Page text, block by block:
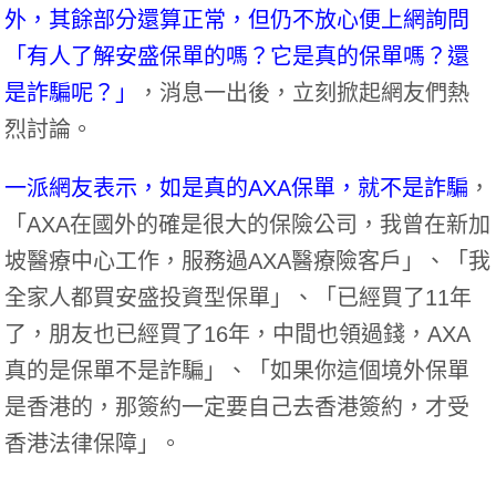
外，其餘部分還算正常，但仍不放心便上網詢問
「有人了解安盛保單的嗎？它是真的保單嗎？還
是詐騙呢？」
，消息一出後，立刻掀起網友們熱
烈討論。
一派網友表示，如是真的AXA保單，就不是詐騙 ，
「AXA在國外的確是很大的保險公司，我曾在新加
坡醫療中心工作，服務過AXA醫療險客戶」、「我
全家人都買安盛投資型保單」、「已經買了11年
了，朋友也已經買了16年，中間也領過錢，AXA
真的是保單不是詐騙」、「如果你這個境外保單
是香港的，那簽約一定要自己去香港簽約，才受
香港法律保障」。